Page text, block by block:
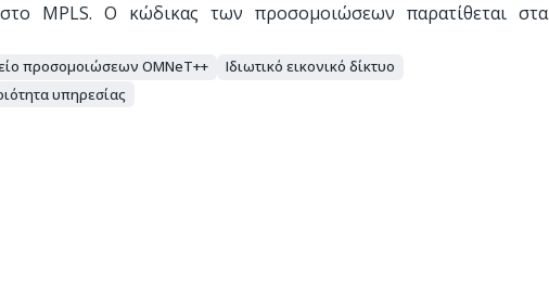
MPLS. Ο κώδικας των προσομοιώσεων παρατίθεται στα
προσομοιώσεων OMNeT++
Ιδιωτικό εικονικό δίκτυο
υπηρεσίας